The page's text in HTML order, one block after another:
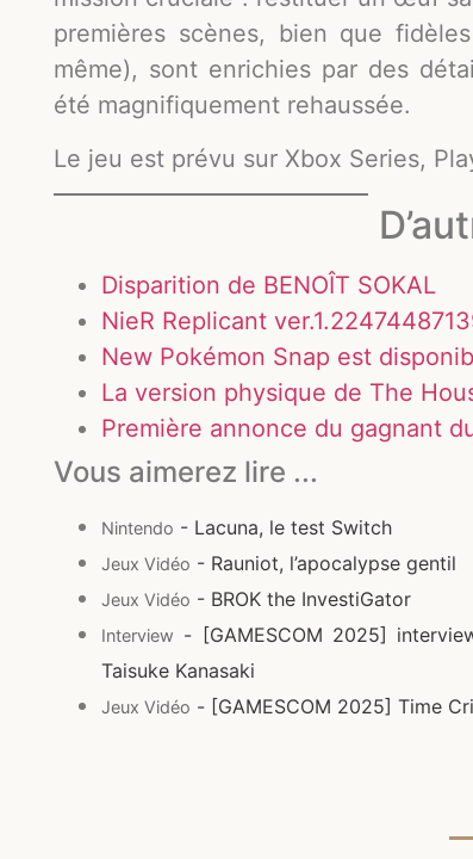
premières scènes, bien que
même), sont enrichies par des
été magnifiquement rehaussée.
Le jeu est prévu sur Xbox Series,
Disparition de BENOÎT SOKAL
NieR Replicant
New Pokémon Snap est
La version physique de The
Première annonce du gagnant
Vous aimerez lire ...
Nintendo - Lacuna, le test Switch
Jeux Vidéo - Rauniot, l’apocalypse gentil
Jeux Vidéo - BROK the InvestiGator
Interview - [GAMESCOM 2025]
Taisuke Kanasaki
Jeux Vidéo - [GAMESCOM 2025] Time